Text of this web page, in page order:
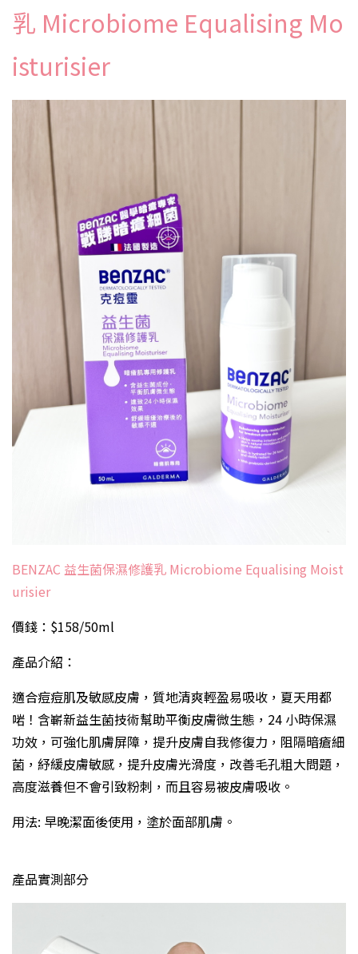
乳 Microbiome Equalising Mo
isturisier
BENZAC 益生菌保濕修護乳 Microbiome Equalising Moist
urisier
價錢：$158/50ml
產品介紹：
適合痘痘肌及敏感皮膚，質地清爽輕盈易吸收，夏天用都
啱！含嶄新益生菌技術幫助平衡皮膚微生態，24 小時保濕
功效，可強化肌膚屏障，提升皮膚自我修復力，阻隔暗瘡細
菌，紓緩皮膚敏感，提升皮膚光滑度，改善毛孔粗大問題，
高度滋養但不會引致粉刺，而且容易被皮膚吸收。
用法: 早晚潔面後使用，塗於面部肌膚。
產品實測部分